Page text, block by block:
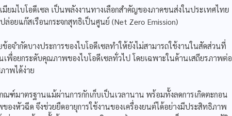
ยมไบโอดีเซล เป็นพลังงานทางเลือกสำคัญของภาคขนส่งในประเทศไทย
อยแก๊สเรือนกระจกสุทธิเป็นศูนย์ (Net Zero Emission)
จำกัดบางประการของไบโอดีเซลทำให้ยังไม่สามารถใช้งานในสัดส่วนที่
พื่อยกระดับคุณภาพของไบโอดีเซลทั่วไป โดยเฉพาะในด้านเสถียรภาพต่อ
าพได้ง่าย
ณฑ์มาตรฐานแม้ผ่านการกักเก็บเป็นเวลานาน พร้อมทั้งลดการเกิดตะกอน
งหัวฉีด จึงช่วยยืดอายุการใช้งานของเครื่องยนต์ได้อย่างมีประสิทธิภาพ